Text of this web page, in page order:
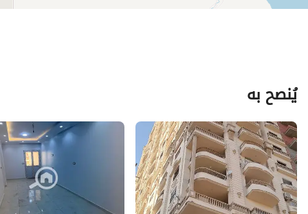
يُنصح به